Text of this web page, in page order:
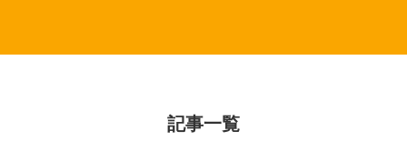
記事一覧